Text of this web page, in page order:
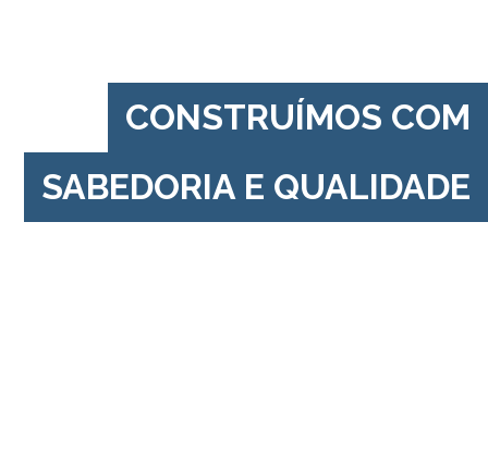
CONSTRUÍMOS COM
SABEDORIA E QUALIDADE